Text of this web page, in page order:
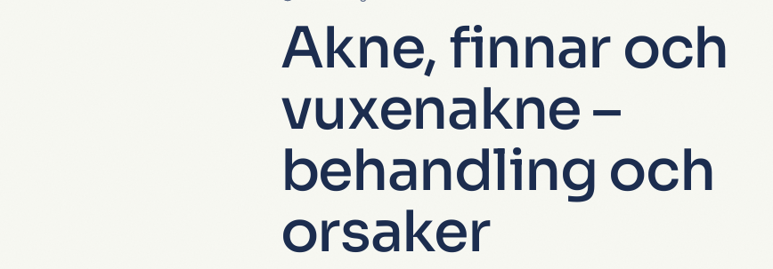
Akne, finnar och
vuxenakne –
behandling och
orsaker